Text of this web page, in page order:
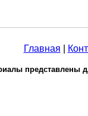
Главная
представлены